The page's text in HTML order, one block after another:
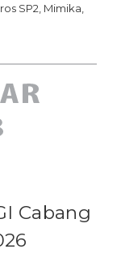
SP2, Mimika,
Cabang